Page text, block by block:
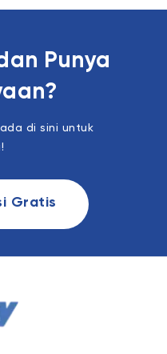
Punya
di sini untuk
Gratis